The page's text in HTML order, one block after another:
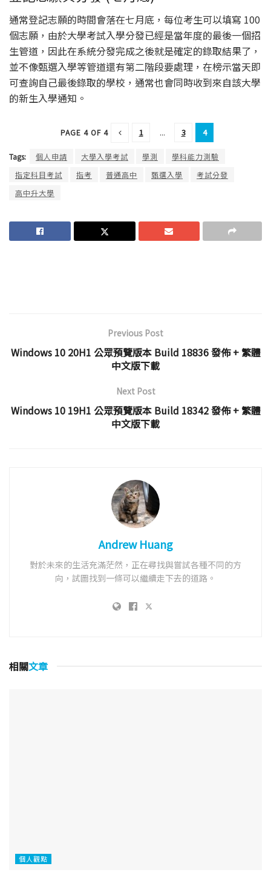
通常登記志願的時間會落在七月底，每位考生可以填寫 100
個志願，由於大學考試入學分發已經是當年度的最後一個招
生管道，因此在系統分發完成之後就是確定的錄取結果了，
並不像甄選入學等管道還有第二階段要處理，在榜示當天即
可查詢自己最後錄取的學校，通常也會同時收到來自該大學
的新生入學通知。
PAGE 4 OF 4 1 ... 3 4
Tags: 個人申請 大學入學考試 學測
學科能力測驗
指定科目考試
指考 普通高中 甄選入學
考試分發
高中升大學
Previous Post
Windows 10 20H1 公眾預覽版本 Build 18836 發佈 + 繁體
中文版下載
Next Post
Windows 10 19H1 公眾預覽版本 Build 18342 發佈 + 繁體
中文版下載
Andrew Huang
對於未來的生活充滿茫然，正在尋找與嘗試各種不同的方
向，試圖找到一條可以繼續走下去的道路。
相關文章
個人觀點